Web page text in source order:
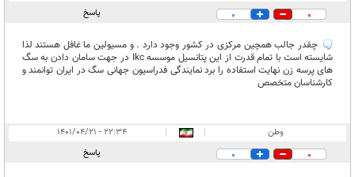
در انتظار بررسی:
0
0 پاسخ
چقدر جالب همچین مرکزی در کشور وجود دارد . و مسیولین ما غافل هستند لذا
شایسته است با تمام قدرت از این پتانسیل موسسه Ikc در جهت سامان دادن به سگ
های پرسه زن نهایت استفاده را برد نمایندگی فدراسیون جهانی سگ در ایران توانمند و
کارشناسان متخصص
وطن |
|
۲۲:۳۴ - ۱۴۰۱/۰۴/۲۱
0
0 پاسخ